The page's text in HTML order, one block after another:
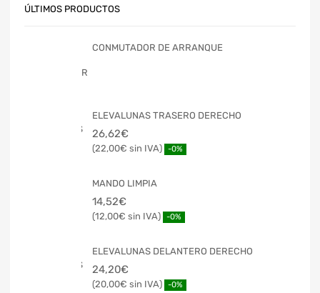
ÚLTIMOS PRODUCTOS
CONMUTADOR DE ARRANQUE
ELEVALUNAS TRASERO DERECHO
26,62€
22,00€ -0%
MANDO LIMPIA
14,52€
12,00€ -0%
ELEVALUNAS DELANTERO DERECHO
24,20€
20,00€ -0%